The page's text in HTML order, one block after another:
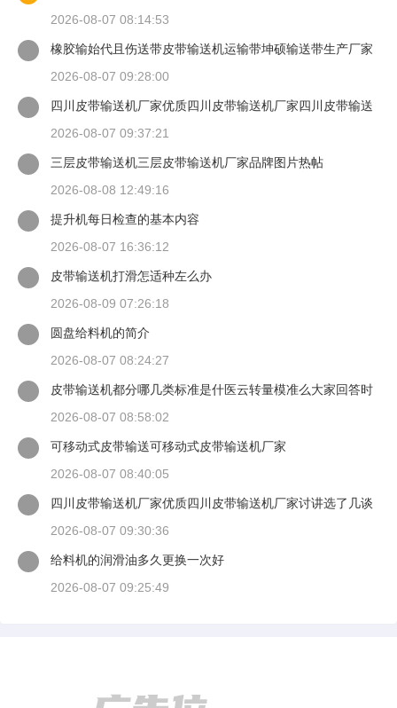
2026-08-07 08:14:53
橡胶输始代且伤送带皮带输送机运输带坤硕输送带生产厂家
2026-08-07 09:28:00
四川皮带输送机厂家优质四川皮带输送机厂家四川皮带输送
2026-08-07 09:37:21
三层皮带输送机三层皮带输送机厂家品牌图片热帖
2026-08-08 12:49:16
提升机每日检查的基本内容
2026-08-07 16:36:12
皮带输送机打滑怎适种左么办
2026-08-09 07:26:18
圆盘给料机的简介
2026-08-07 08:24:27
皮带输送机都分哪几类标准是什医云转量模准么大家回答时
2026-08-07 08:58:02
可移动式皮带输送可移动式皮带输送机厂家
2026-08-07 08:40:05
四川皮带输送机厂家优质四川皮带输送机厂家讨讲选了几谈
2026-08-07 09:30:36
给料机的润滑油多久更换一次好
2026-08-07 09:25:49